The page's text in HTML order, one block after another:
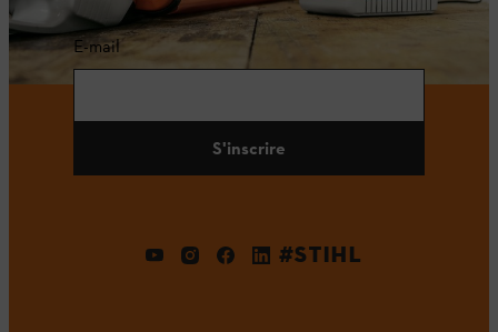
E-mail
S'inscrire
#STIHL